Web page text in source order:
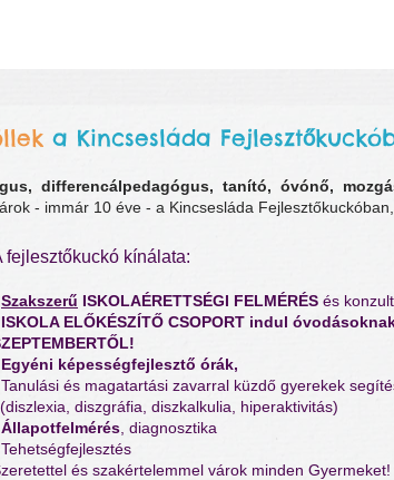
a Kincsesláda Fejlesztő
differencálpedagógus, tanító, óvónő,
- immár 10 éve - a Kincsesláda Fejlesztőkuckóban,
fejlesztőkuckó kínálata:
Szakszerű ISKOLAÉRETTSÉGI FELMÉRÉS és
ELŐKÉSZÍTŐ CSOPORT indul
Egyéni képességfejlesztő órák,
és magatartási zavarral küzdő gyerekek
(diszlexia, diszgráfia, diszkalkulia, hiperaktivitás)
Állapotfelmérés , diagnosztika
és szakértelemmel várok minden Gyermeket!​​